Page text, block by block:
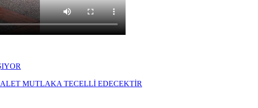
MUTLAKA TECELLİ EDECEKTİR